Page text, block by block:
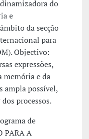
do
e
da secção
para
Objectivo:
expressões,
memória e da
ampla possível,
processos.
de
PARA A